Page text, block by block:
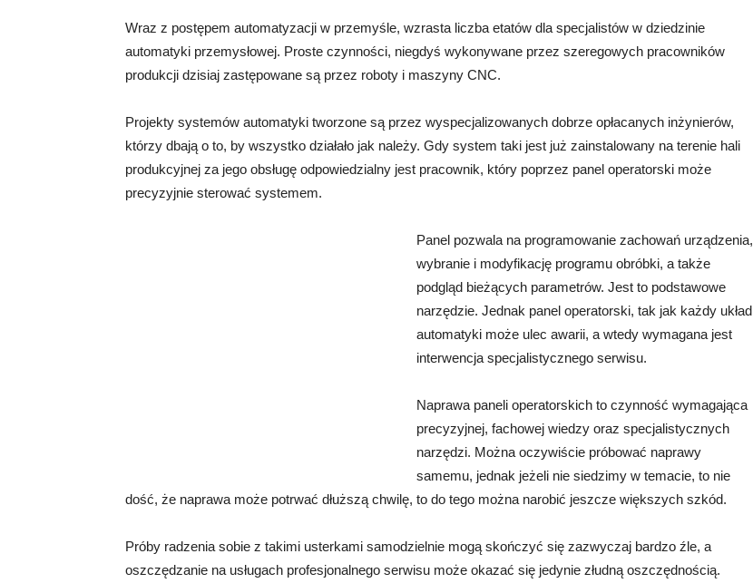
Wraz z postępem automatyzacji w przemyśle, wzrasta liczba etatów dla specjalistów w dziedzinie
automatyki przemysłowej. Proste czynności, niegdyś wykonywane przez szeregowych pracowników
produkcji dzisiaj zastępowane są przez roboty i maszyny CNC.
Projekty systemów automatyki tworzone są przez wyspecjalizowanych dobrze opłacanych inżynierów,
którzy dbają o to, by wszystko działało jak należy. Gdy system taki jest już zainstalowany na terenie hali
produkcyjnej za jego obsługę odpowiedzialny jest pracownik, który poprzez panel operatorski może
precyzyjnie sterować systemem.
Panel pozwala na programowanie zachowań urządzenia,
wybranie i modyfikację programu obróbki, a także
podgląd bieżących parametrów. Jest to podstawowe
narzędzie. Jednak panel operatorski, tak jak każdy układ
automatyki może ulec awarii, a wtedy wymagana jest
interwencja specjalistycznego serwisu.
Naprawa paneli operatorskich to czynność wymagająca
precyzyjnej, fachowej wiedzy oraz specjalistycznych
narzędzi. Można oczywiście próbować naprawy
samemu, jednak jeżeli nie siedzimy w temacie, to nie
dość, że naprawa może potrwać dłuższą chwilę, to do tego można narobić jeszcze większych szkód.
Próby radzenia sobie z takimi usterkami samodzielnie mogą skończyć się zazwyczaj bardzo źle, a
oszczędzanie na usługach profesjonalnego serwisu może okazać się jedynie złudną oszczędnością.